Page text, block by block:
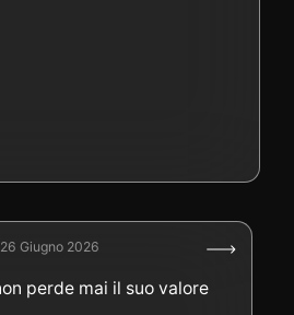
26 Giugno 2026
perde mai il suo valore